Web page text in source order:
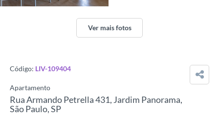
Ver mais fotos
Código: LIV-109404
Apartamento
Rua Armando Petrella 431, Jardim Panorama,
São Paulo, SP